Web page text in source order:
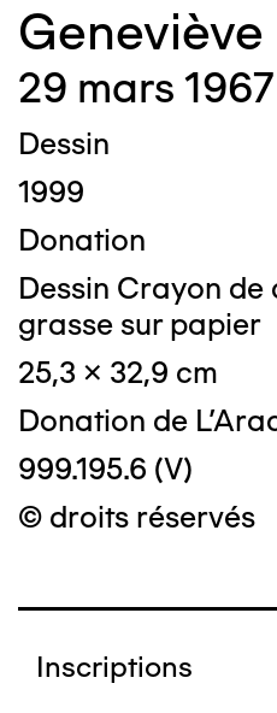
29 mars 1967
Dessin
1999
Donation
Dessin Crayon
grasse sur papier
25,3 x 32,9 cm
Donation de
999.195.6 (V)
© droits réservés
Inscriptions